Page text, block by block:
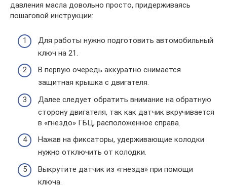
давления масла довольно просто, придерживаясь
пошаговой инструкции:
Для работы нужно подготовить автомобильный
ключ на 21.
В первую очередь аккуратно снимается
защитная крышка с двигателя.
Далее следует обратить внимание на обратную
сторону двигателя, так как датчик вкручивается
в «гнездо» ГБЦ, расположенное справа.
Нажав на фиксаторы, удерживающие колодки
нужно отключить от колодки.
Выкрутите датчик из «гнезда» при помощи
ключа.